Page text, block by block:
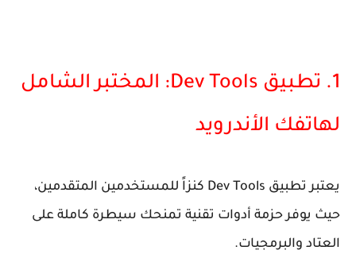
1. تطبيق Dev Tools: المختبر الشامل
لهاتفك الأندرويد
يعتبر تطبيق Dev Tools كنزاً للمستخدمين المتقدمين،
حيث يوفر حزمة أدوات تقنية تمنحك سيطرة كاملة على
العتاد والبرمجيات.